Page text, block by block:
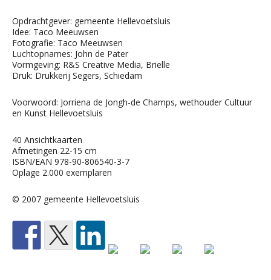
Opdrachtgever: gemeente Hellevoetsluis
Idee: Taco Meeuwsen
Fotografie: Taco Meeuwsen
Luchtopnames: John de Pater
Vormgeving: R&S Creative Media, Brielle
Druk: Drukkerij Segers, Schiedam
Voorwoord: Jorriena de Jongh-de Champs, wethouder Cultuur
en Kunst Hellevoetsluis
40 Ansichtkaarten
Afmetingen 22-15 cm
ISBN/EAN 978-90-806540-3-7
Oplage 2.000 exemplaren
© 2007 gemeente Hellevoetsluis